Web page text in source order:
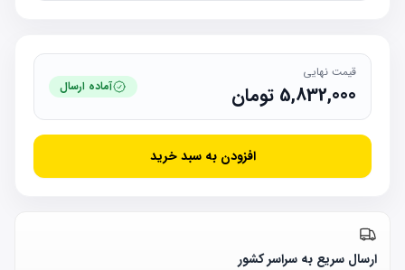
قیمت نهایی
5,832,000 تومان آماده ارسال
افزودن به سبد خرید
ارسال سریع به سراسر کشور